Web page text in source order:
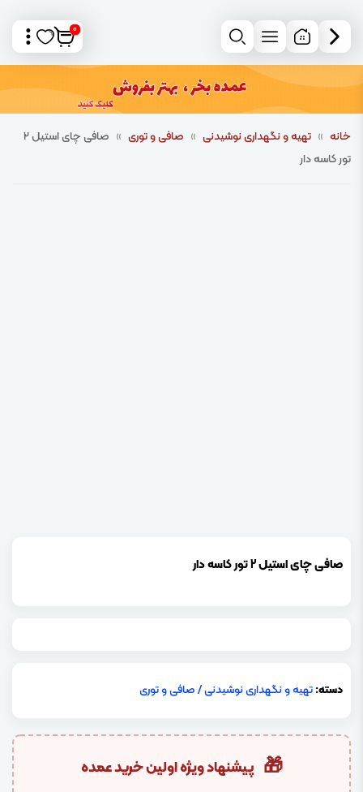
0
خانه » تهیه و نگهداری نوشیدنی » صافی و توری »
صافی چای استیل 2
تور کاسه دار
صافی چای استیل 2 تور کاسه دار
دسته:تهیه و نگهداری نوشیدنی/صافی و توری
🎁 پیشنهاد ویژه اولین خرید عمده